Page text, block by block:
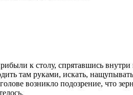
к столу, спрятавшись внутри
там руками, искать,
возникло подозрение, что